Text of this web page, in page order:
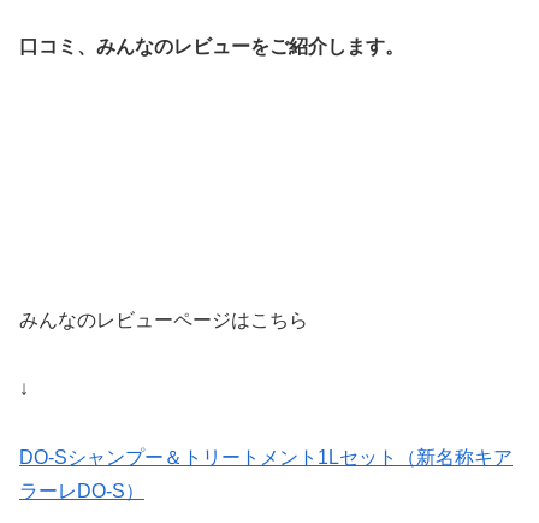
口コミ、みんなのレビューをご紹介します。
みんなのレビューページはこちら
↓
DO-Sシャンプー＆トリートメント1Lセット（新名称キア
ラーレDO-S）